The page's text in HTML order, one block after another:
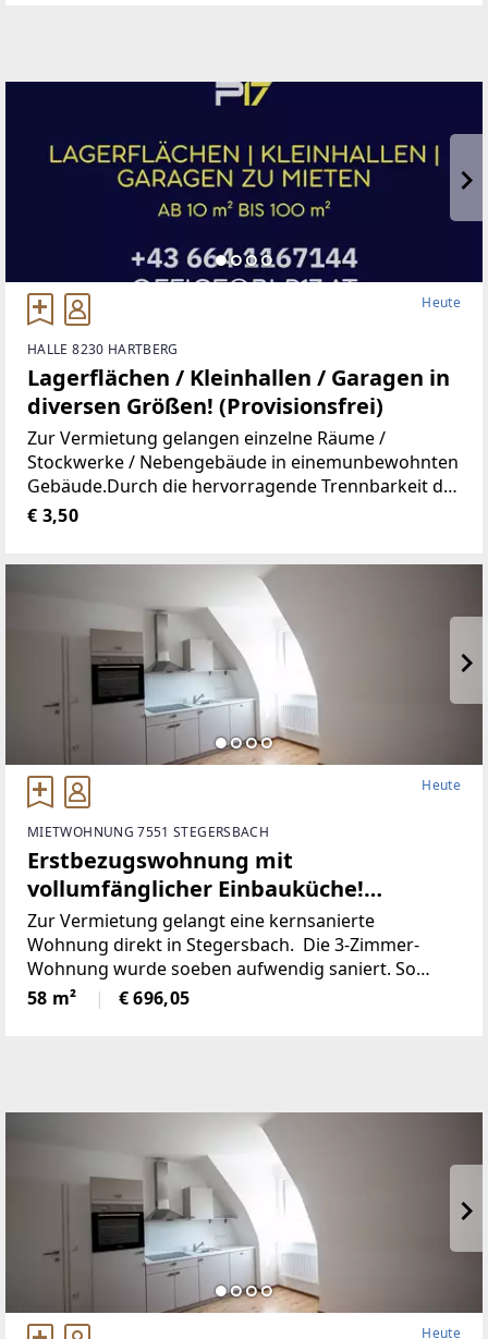
Heute
HALLE 8230 HARTBERG
Lagerflächen / Kleinhallen / Garagen in
diversen Größen! (Provisionsfrei)
Zur Vermietung gelangen einzelne Räume /
Stockwerke / Nebengebäude in einemunbewohnten
Gebäude.Durch die hervorragende Trennbarkeit der
Räumlichkeiten, stehen Ihnen Größen vonca. 10 m²
€ 3,50
Heute
MIETWOHNUNG 7551 STEGERSBACH
Erstbezugswohnung mit
vollumfänglicher Einbauküche!
(Provisionsfrei)
Zur Vermietung gelangt eine kernsanierte
Wohnung direkt in Stegersbach. Die 3-Zimmer-
Wohnung wurde soeben aufwendig saniert. So
wurde unter anderem dieElektronik gänzlich
erneuert und für einen niedrigen
58 m² € 696,05
Heute